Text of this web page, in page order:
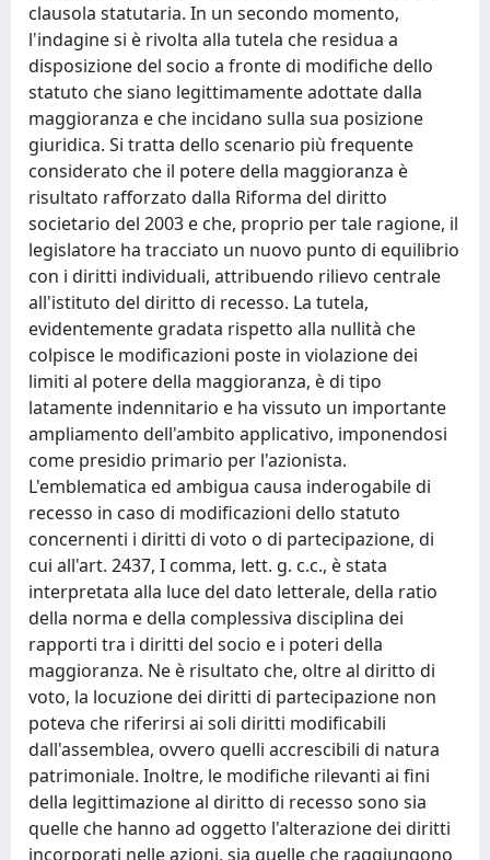
clausola statutaria. In un secondo momento,
l'indagine si è rivolta alla tutela che residua a
disposizione del socio a fronte di modifiche dello
statuto che siano legittimamente adottate dalla
maggioranza e che incidano sulla sua posizione
giuridica. Si tratta dello scenario più frequente
considerato che il potere della maggioranza è
risultato rafforzato dalla Riforma del diritto
societario del 2003 e che, proprio per tale ragione, il
legislatore ha tracciato un nuovo punto di equilibrio
con i diritti individuali, attribuendo rilievo centrale
all'istituto del diritto di recesso. La tutela,
evidentemente gradata rispetto alla nullità che
colpisce le modificazioni poste in violazione dei
limiti al potere della maggioranza, è di tipo
latamente indennitario e ha vissuto un importante
ampliamento dell'ambito applicativo, imponendosi
come presidio primario per l'azionista.
L'emblematica ed ambigua causa inderogabile di
recesso in caso di modificazioni dello statuto
concernenti i diritti di voto o di partecipazione, di
cui all'art. 2437, I comma, lett. g. c.c., è stata
interpretata alla luce del dato letterale, della ratio
della norma e della complessiva disciplina dei
rapporti tra i diritti del socio e i poteri della
maggioranza. Ne è risultato che, oltre al diritto di
voto, la locuzione dei diritti di partecipazione non
poteva che riferirsi ai soli diritti modificabili
dall'assemblea, ovvero quelli accrescibili di natura
patrimoniale. Inoltre, le modifiche rilevanti ai fini
della legittimazione al diritto di recesso sono sia
quelle che hanno ad oggetto l'alterazione dei diritti
incorporati nelle azioni, sia quelle che raggiungono